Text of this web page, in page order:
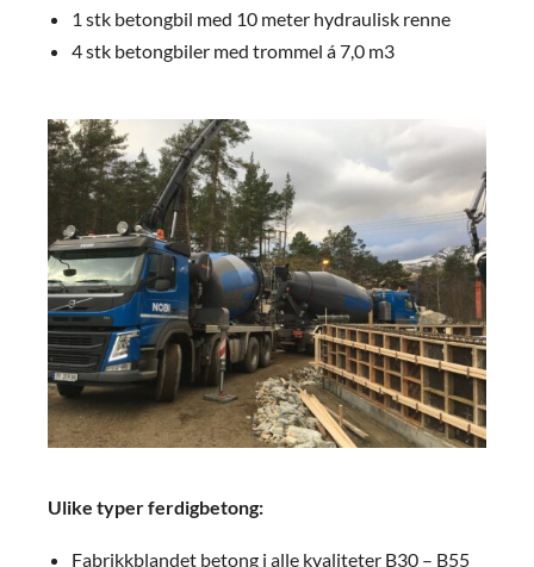
1 stk betongbil med 10 meter hydraulisk renne
4 stk betongbiler med trommel á 7,0 m3
Ulike typer ferdigbetong:
Fabrikkblandet betong i alle kvaliteter B30 – B55